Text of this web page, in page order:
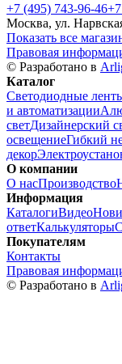
+7 (495) 743-96-46
Москва, ул.
Показать все
Правовая
© Разработано в
Каталог
Светодиодные
и автоматизации
светДизайнерский
освещениеГибкий
декор
О компании
О насПроизводство
Информация
КаталогиВидео
ответКалькуляторы
Покупателям
Контакты
Правовая
© Разработано в